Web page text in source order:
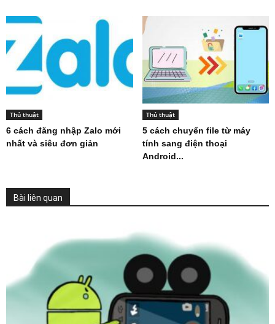
Thủ thuật
6 cách đăng nhập Zalo mới
nhất và siêu đơn giản
Thủ thuật
5 cách chuyển file từ máy
tính sang điện thoại
Android...
Bài liên quan